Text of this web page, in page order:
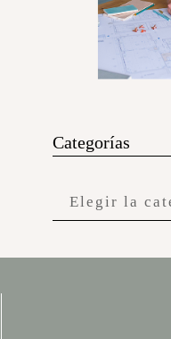
Categorías